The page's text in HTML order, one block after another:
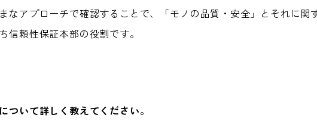
なアプローチで確認することで、「モノの品質・安全」とそれに関
信頼性保証本部の役割です。
いて詳しく教えてください。